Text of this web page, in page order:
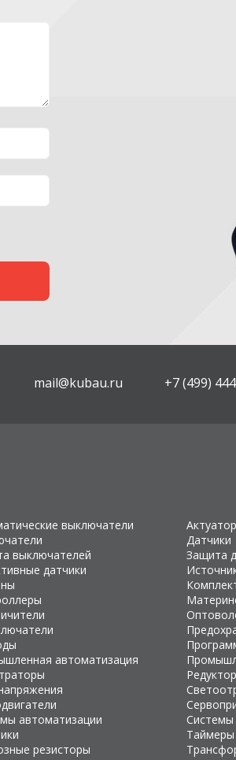
mail@kubau.ru +7 (499)
выключатели
Датчики
выключателей Защита
датчики
автоматизация
автоматизации Системы
Таймеры
резисторы